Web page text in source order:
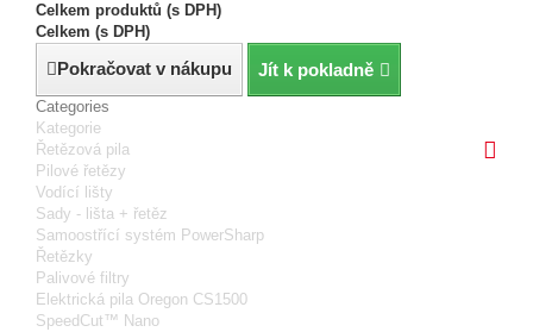
Celkem produktů (s DPH)
Celkem (s DPH)
Pokračovat v nákupu Jít k pokladně
Categories
Kategorie
Řetězová pila
Pilové řetězy
Vodící lišty
Sady - lišta + řetěz
Samoostřící systém PowerSharp
Řetězky
Palivové filtry
Elektrická pila Oregon CS1500
SpeedCut™ Nano